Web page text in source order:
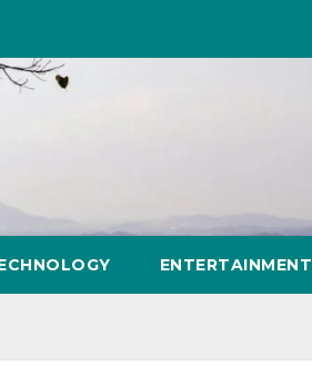
ENTERTAINMENT